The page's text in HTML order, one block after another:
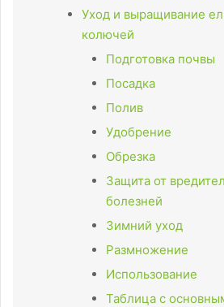
Уход и выращивание
колючей
Подготовка почвы
Посадка
Полив
Удобрение
Обрезка
Защита от
болезней
Зимний уход
Размножение
Использование
Таблица с